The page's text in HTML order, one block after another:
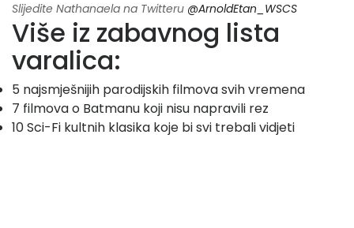
Slijedite Nathanaela na Twitteru @ArnoldEtan_WSCS
Više iz zabavnog lista
varalica:
5 najsmješnijih parodijskih filmova svih vremena
7 filmova o Batmanu koji nisu napravili rez
10 Sci-Fi kultnih klasika koje bi svi trebali vidjeti